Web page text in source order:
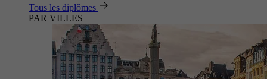
Tous les diplômes
PAR VILLES